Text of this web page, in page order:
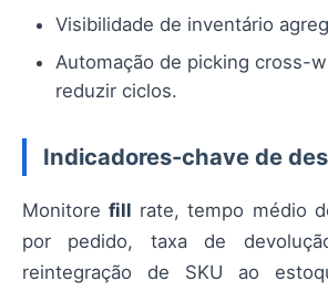
Visibilidade de inventário
Automação de picking cross-
reduzir ciclos.
Indicadores-chave de
Monitorefill rate, tempo médio
por pedido, taxa de
reintegração de SKU ao